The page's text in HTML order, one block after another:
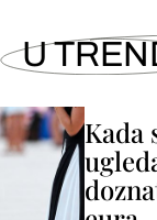
U
Kada